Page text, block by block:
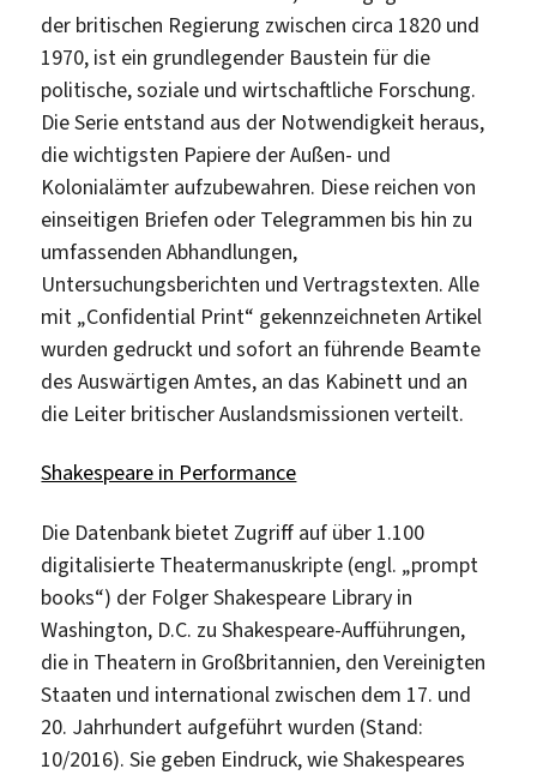
der britischen Regierung zwischen circa 1820 und
1970, ist ein grundlegender Baustein für die
politische, soziale und wirtschaftliche Forschung.
Die Serie entstand aus der Notwendigkeit heraus,
die wichtigsten Papiere der Außen- und
Kolonialämter aufzubewahren. Diese reichen von
einseitigen Briefen oder Telegrammen bis hin zu
umfassenden Abhandlungen,
Untersuchungsberichten und Vertragstexten. Alle
mit „Confidential Print“ gekennzeichneten Artikel
wurden gedruckt und sofort an führende Beamte
des Auswärtigen Amtes, an das Kabinett und an
die Leiter britischer Auslandsmissionen verteilt.
Shakespeare in Performance
Die Datenbank bietet Zugriff auf über 1.100
digitalisierte Theatermanuskripte (engl. „prompt
books“) der Folger Shakespeare Library in
Washington, D.C. zu Shakespeare-Aufführungen,
die in Theatern in Großbritannien, den Vereinigten
Staaten und international zwischen dem 17. und
20. Jahrhundert aufgeführt wurden (Stand:
10/2016). Sie geben Eindruck, wie Shakespeares